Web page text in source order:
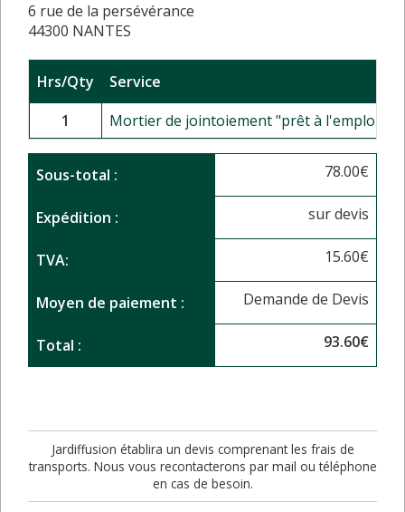
6 rue de la persévérance
44300 NANTES
Hrs/Qty
Service
1
Mortier de jointoiement "prêt à l'emploi"
Sous-total : 78.00€
Expédition : sur devis
TVA: 15.60€
Moyen de paiement : Demande de Devis
Total : 93.60€
Jardiffusion établira un devis comprenant les frais de
transports. Nous vous recontacterons par mail ou téléphone
en cas de besoin.